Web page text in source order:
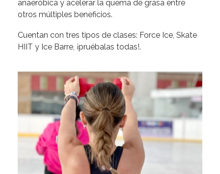
anaeróbica y acelerar la quema de grasa entre
otros múltiples beneficios.
Cuentan con tres tipos de clases: Force Ice, Skate
HIIT y Ice Barre, ¡pruébalas todas!.